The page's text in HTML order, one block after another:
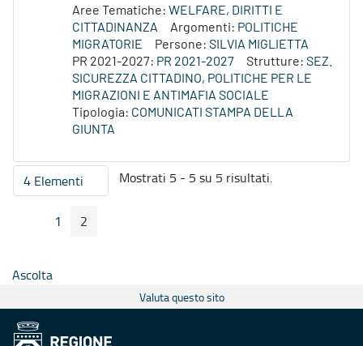
Aree Tematiche: WELFARE, DIRITTI E
CITTADINANZA
Argomenti: POLITICHE
MIGRATORIE
Persone: SILVIA MIGLIETTA
PR 2021-2027: PR 2021-2027 Strutture: SEZ.
SICUREZZA CITTADINO, POLITICHE PER LE
MIGRAZIONI E ANTIMAFIA SOCIALE
Tipologia: COMUNICATI STAMPA DELLA
GIUNTA
4 ElementiPer pagina
Mostrati 5 - 5 su 5 risultati.
Pagina Precedente
Pagina
1 Pagina
2
Ascolta
Valuta questo sito